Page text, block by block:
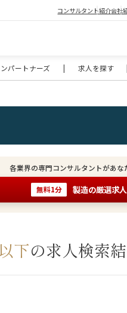
コンサルタント紹介会社
パートナーズ | 求人を探す |
各業界の専門コンサルタントがあ
無料1分 製造の厳選求
下の求人検索